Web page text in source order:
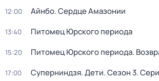
12:00 Айнбо. Сердце Амазонии
13:40 Питомец Юрского периода
15:20 Питомец Юрского периода.
17:00 Суперниндзя. Дети. Сезон 3.